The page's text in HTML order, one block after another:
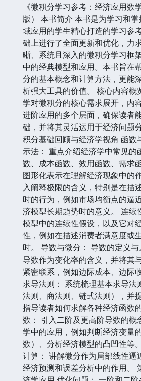
《微积分学习参考：经济应用数
版） 本书简介 本书是为学习和
域应用的学生精心打造的学习参
础上进行了全面更新和优化，力
晰、系统且深入的微积分学习框
中的经典模型和应用。本书旨在
分的基本概念和计算方法，更能
析强大工具的价值。 核心内容概
学对微积分的核心需求展开，内
进阶应用的多个层面，确保读者
础，并将其灵活运用于经济问题
积分基础回顾与经济学视角 函数
示法： 重点介绍经济学中常见的
数、成本函数、效用函数、需求
图形化表示在理解经济现象中的
入阐释极限的含义，特别是在描
时的行为，例如市场均衡点的逼
济模型长期趋势时的意义。 连续
模型中的连续性假设，以及它对
性，例如在描述消费者满意度或
时。 导数与微分： 导数的定义
导数作为变化率的含义，并将其
紧密联系，例如边际成本、边际
求导法则： 系统梳理基本求导法
法则、商法则、链式法则），并
指导读者如何求解各种经济函数
数： 引入二阶及更高阶导数的概
学中的应用，例如判断经济变量
数）、分析经济模型的凸凹性等
计算： 讲解微分作为局部线性逼
经济预测和误差分析中的作用。